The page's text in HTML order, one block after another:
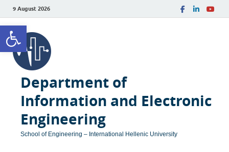
Open toolbar
9 August 2026
Department of
Information and Electronic
Engineering
School of Engineering – International Hellenic University